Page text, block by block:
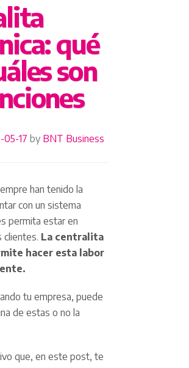
qué
son
05-17 by BNT Business
han tenido la
con un sistema
permita estar en
clientes. La centralita
hacer esta labor
tu empresa, puede
de estas o no la
que, en este post, te